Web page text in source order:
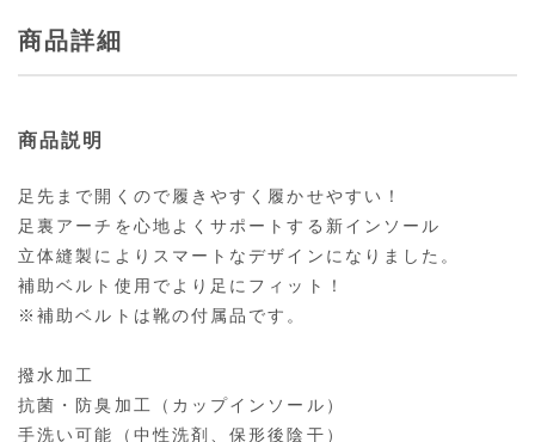
商品詳細
商品説明
足先まで開くので履きやすく履かせやすい！
足裏アーチを心地よくサポートする新インソール
立体縫製によりスマートなデザインになりました。
補助ベルト使用でより足にフィット！
※補助ベルトは靴の付属品です。
撥水加工
抗菌・防臭加工（カップインソール）
手洗い可能（中性洗剤、保形後陰干）